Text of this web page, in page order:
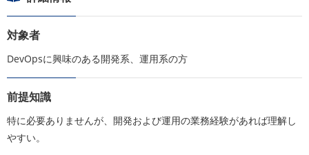
対象者
DevOpsに興味のある開発系、運用系の方
前提知識
特に必要ありませんが、開発および運用の業務経験があれば理解し
やすい。